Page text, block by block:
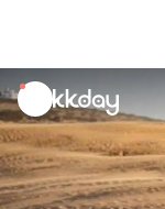
unread
notifications